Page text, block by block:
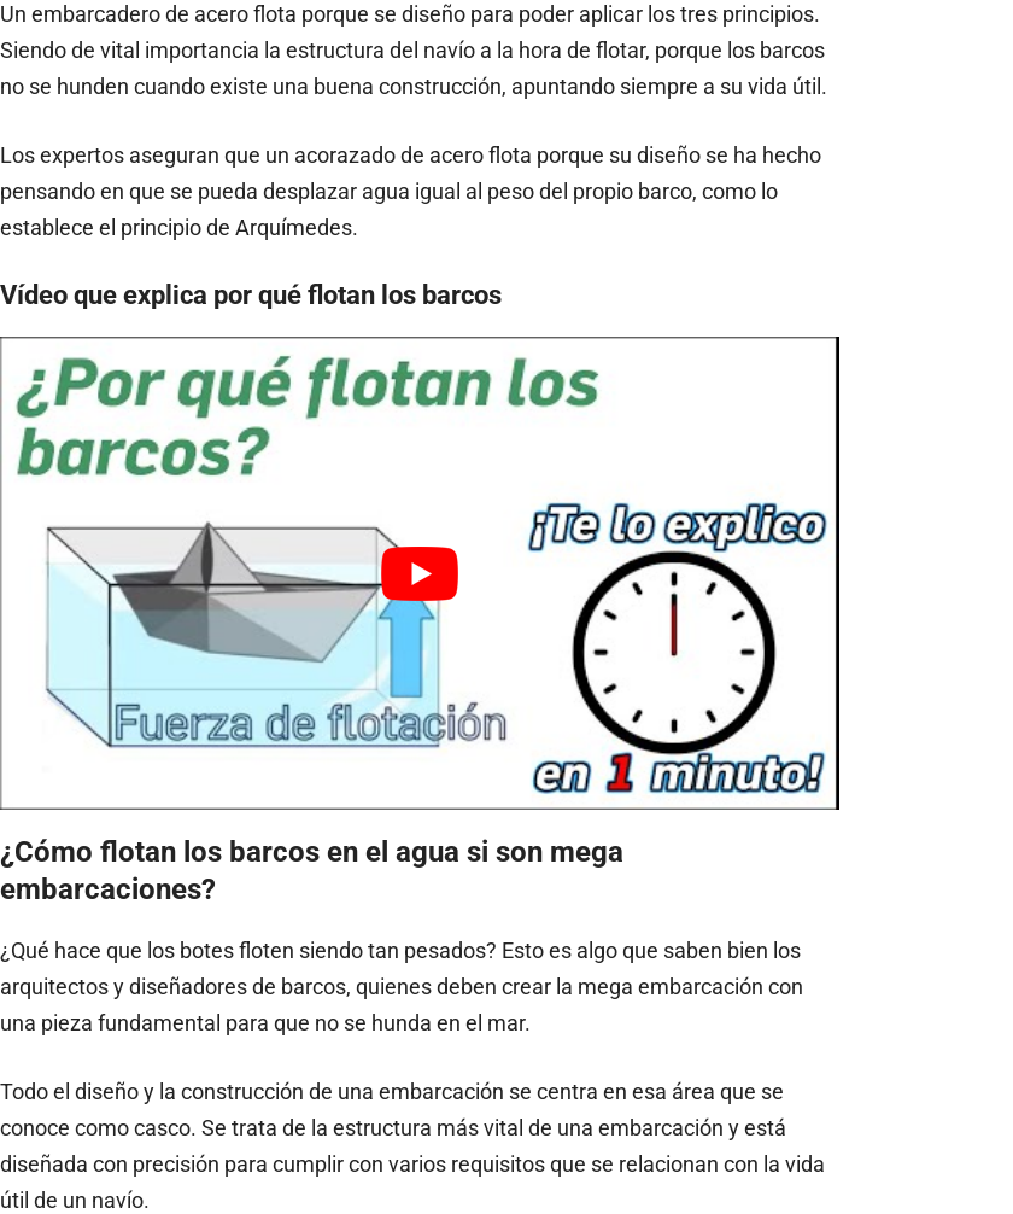
Un embarcadero de acero flota porque se diseño para poder aplicar los tres principios.
Siendo de vital importancia la estructura del navío a la hora de flotar, porque los barcos
no se hunden cuando existe una buena construcción, apuntando siempre a su vida útil.
Los expertos aseguran que un acorazado de acero flota porque su diseño se ha hecho
pensando en que se pueda desplazar agua igual al peso del propio barco, como lo
establece el principio de Arquímedes.
Vídeo que explica por qué flotan los barcos
¿Cómo flotan los barcos en el agua si son mega
embarcaciones?
¿Qué hace que los botes floten siendo tan pesados? Esto es algo que saben bien los
arquitectos y diseñadores de barcos, quienes deben crear la mega embarcación con
una pieza fundamental para que no se hunda en el mar.
Todo el diseño y la construcción de una embarcación se centra en esa área que se
conoce como casco. Se trata de la estructura más vital de una embarcación y está
diseñada con precisión para cumplir con varios requisitos que se relacionan con la vida
útil de un navío.